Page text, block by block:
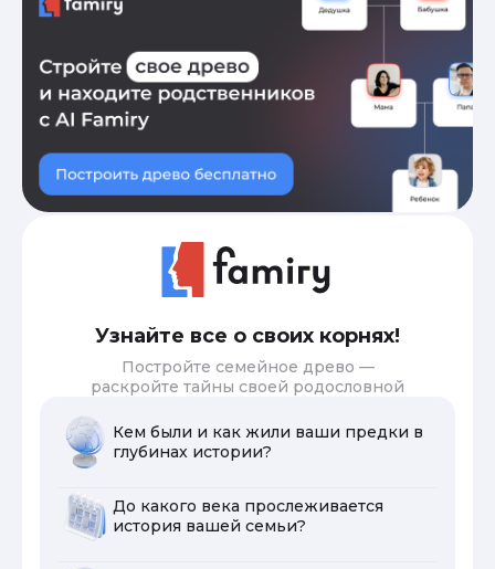
Узнайте все о своих корнях!
Постройте семейное древо —
раскройте тайны своей родословной
Кем были и как жили ваши предки в
глубинах истории?
До какого века прослеживается
история вашей семьи?